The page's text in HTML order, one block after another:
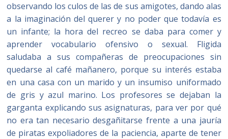
observando los culos de las de sus amigotes, dando alas
a la imaginación del querer y no poder que todavía es
un infante; la hora del recreo se daba para comer y
aprender vocabulario ofensivo o sexual. Fligida
saludaba a sus compañeras de preocupaciones sin
quedarse al café mañanero, porque su interés estaba
en una casa con un marido y un insumiso uniformado
de gris y azul marino. Los profesores se dejaban la
garganta explicando sus asignaturas, para ver por qué
no era tan necesario desgañitarse frente a una jauría
de piratas expoliadores de la paciencia, aparte de tener